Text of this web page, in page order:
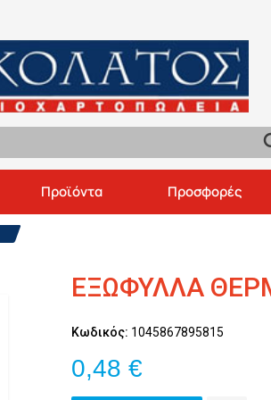
Προϊόντα Προσφορές
ΕΞΩΦΥΛΛΑ
Κωδικός: 1045867895815
0,48 €